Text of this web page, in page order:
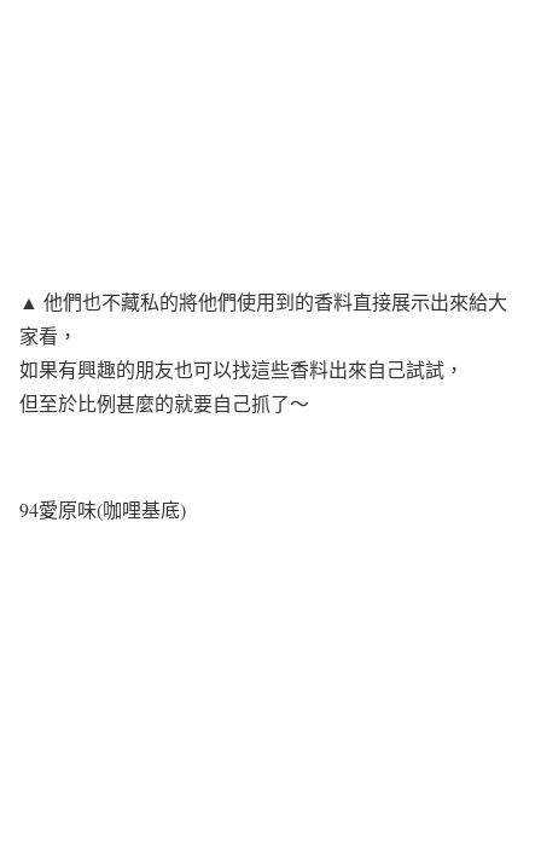
▲ 他們也不藏私的將他們使用到的香料直接展示出來給大
家看，
如果有興趣的朋友也可以找這些香料出來自己試試，
但至於比例甚麼的就要自己抓了～
94愛原味(咖哩基底)